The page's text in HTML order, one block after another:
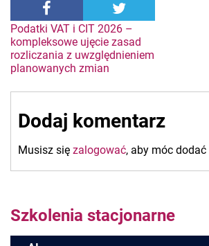
Nawigacja
wpisu
Podatki VAT i CIT 2026 –
kompleksowe ujęcie zasad
rozliczania z uwzględnieniem
planowanych zmian
Dodaj komentarz
Musisz się zalogować, aby móc
Szkolenia stacjonarne